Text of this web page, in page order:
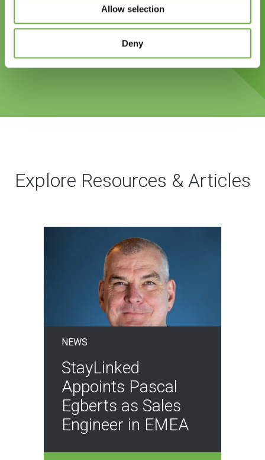
Allow selection
Deny
Explore Resources & Articles
NEWS
StayLinked
Appoints Pascal
Egberts as Sales
Engineer in EMEA